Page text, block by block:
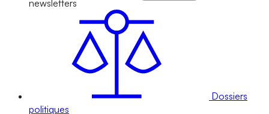
newsletters
Dossiers
politiques